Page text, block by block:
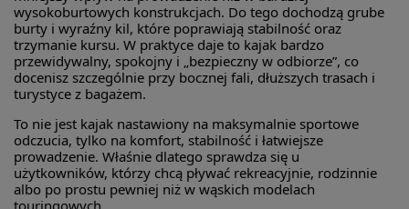
wysokoburtowych konstrukcjach. Do tego dochodzą grube
burty i wyraźny kil, które poprawiają stabilność oraz
trzymanie kursu. W praktyce daje to kajak bardzo
przewidywalny, spokojny i „bezpieczny w odbiorze”, co
docenisz szczególnie przy bocznej fali, dłuższych trasach i
turystyce z bagażem.
To nie jest kajak nastawiony na maksymalnie sportowe
odczucia, tylko na komfort, stabilność i łatwiejsze
prowadzenie. Właśnie dlatego sprawdza się u
użytkowników, którzy chcą pływać rekreacyjnie, rodzinnie
albo po prostu pewniej niż w wąskich modelach
touringowych.